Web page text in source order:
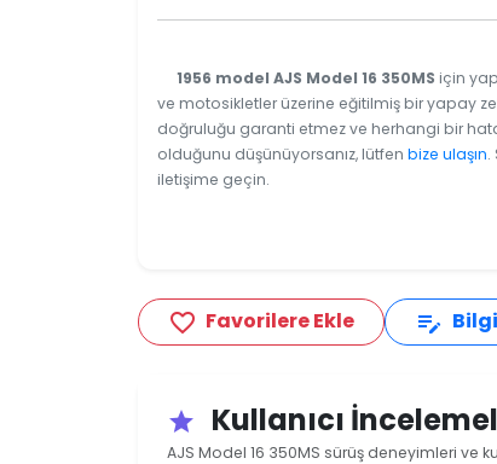
1956 model AJS Model 16 350MS için
ve motosikletler üzerine eğitilmiş bir yapay
doğruluğu garanti etmez ve herhangi bir
olduğunu düşünüyorsanız, lütfen bize ulaşın.
iletişime geçin.
favorite_border Favorilere Ekle edit_note
star Kullanıcı
AJS Model 16 350MS sürüş deneyimleri ve